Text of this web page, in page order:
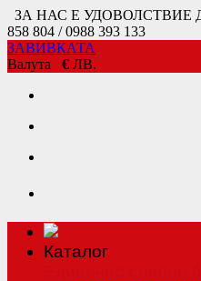
ЗА НАС Е УДОВОЛСТВИЕ
858 804 / 0988 393 133
ЗАВИВКАТА
Валута € ЛВ.
Каталог